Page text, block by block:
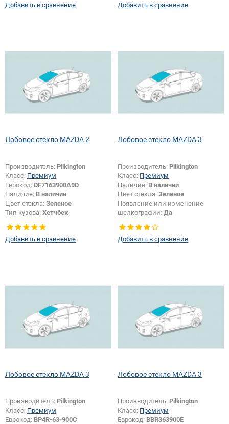
Добавить в сравнение Добавить в сравнение
Лобовое стекло MAZDA 2
Производитель: Pilkington
Класс: Премиум
Еврокод: DF7163900A9D
Наличие: В наличии
Цвет стекла: Зеленое
Тип кузова: Хетчбек
Добавить в сравнение
Лобовое стекло MAZDA 3
Производитель: Pilkington
Класс: Премиум
Наличие: В наличии
Цвет стекла:Зеленое
Появление или изменение
шелкографии:Да
Добавить в сравнение
Лобовое стекло MAZDA 3
Производитель: Pilkington
Класс: Премиум
Еврокод: BP4R-63-900C
Лобовое стекло MAZDA 3
Производитель: Pilkington
Класс: Премиум
Еврокод: BBR363900E